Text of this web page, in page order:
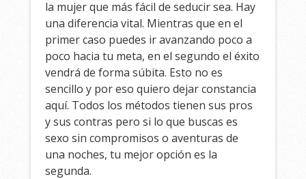
la mujer que más fácil de seducir sea. Hay
una diferencia vital. Mientras que en el
primer caso puedes ir avanzando poco a
poco hacia tu meta, en el segundo el éxito
vendrá de forma súbita. Esto no es
sencillo y por eso quiero dejar constancia
aquí. Todos los métodos tienen sus pros
y sus contras pero si lo que buscas es
sexo sin compromisos o aventuras de
una noches, tu mejor opción es la
segunda.